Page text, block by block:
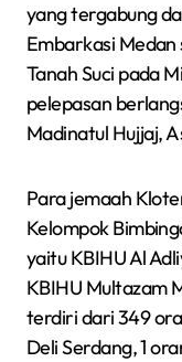
yang tergabung
Embarkasi
Tanah Suci pada
pelepasan
Madinatul Hujjaj,
Para jemaah
Kelompok
yaitu KBIHU Al
KBIHU Multazam
terdiri dari 349
Deli Serdang, 1